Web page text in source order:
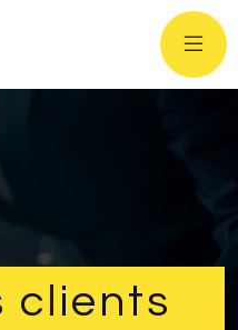
clients